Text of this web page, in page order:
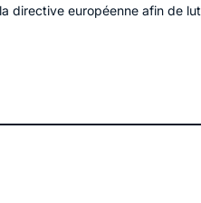
directive européenne afin de